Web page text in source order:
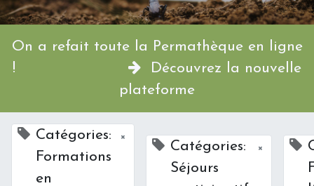
On a refait toute la Permathèque en ligne
!
Découvrez la nouvelle
plateforme
Catégories:
Formations
en
×
Catégories:
Séjours
×